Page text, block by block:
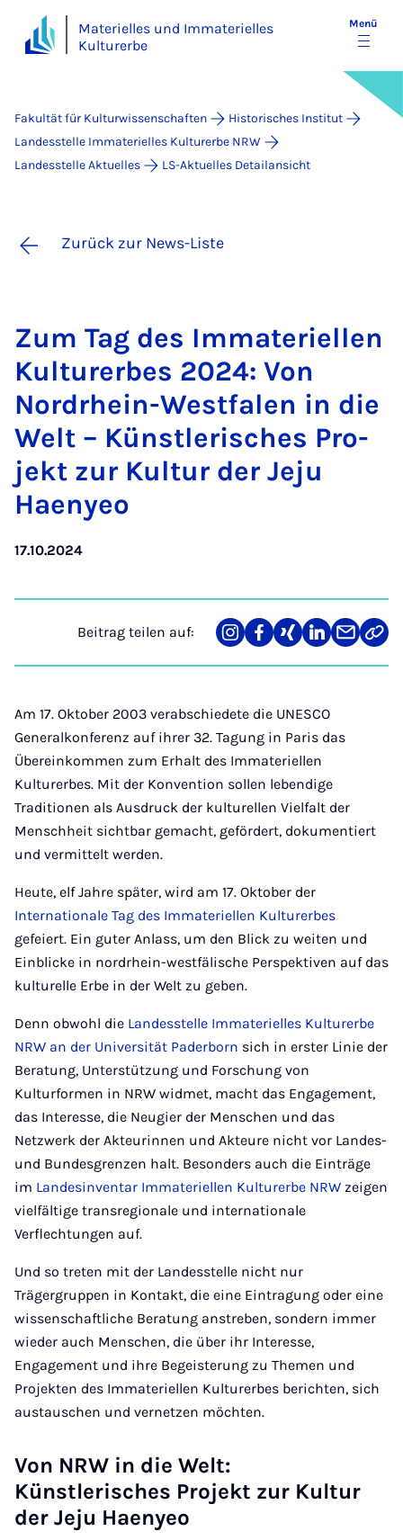
Materielles und Immaterielles
Kulturerbe
Menü
Fakultät für Kulturwissenschaften
Historisches Institut
Landesstelle Immaterielles Kulturerbe NRW
Landesstelle Aktuelles
LS-Aktuelles Detailansicht
Zurück zur News-Liste
Zum Tag des Im­ma­te­ri­el­len
Kul­tur­er­bes 2024: Von
Nord­rhein-West­fa­len in die
Welt – Künst­le­ri­sches Pro­
jekt zur Kul­tur der Je­ju
Hae­nyeo
17.10.2024
Beitrag teilen auf:
Teilen
auf
Teilen
auf
Teilen
auf
Teilen
auf
Teilen
über
Link
Am 17. Oktober 2003 verabschiedete die UNESCO
Generalkonferenz auf ihrer 32. Tagung in Paris das
Übereinkommen zum Erhalt des Immateriellen
Kulturerbes. Mit der Konvention sollen lebendige
Traditionen als Ausdruck der kulturellen Vielfalt der
Menschheit sichtbar gemacht, gefördert, dokumentiert
und vermittelt werden.
Heute, elf Jahre später, wird am 17. Oktober der
Internationale Tag des Immateriellen Kulturerbes
gefeiert. Ein guter Anlass, um den Blick zu weiten und
Einblicke in nordrhein-westfälische Perspektiven auf das
kulturelle Erbe in der Welt zu geben.
Denn obwohl die Landesstelle Immaterielles Kulturerbe
NRW an der Universität Paderborn sich in erster Linie der
Beratung, Unterstützung und Forschung von
Kulturformen in NRW widmet, macht das Engagement,
das Interesse, die Neugier der Menschen und das
Netzwerk der Akteurinnen und Akteure nicht vor Landes-
und Bundesgrenzen halt. Besonders auch die Einträge
im Landesinventar Immateriellen Kulturerbe NRW zeigen
vielfältige transregionale und internationale
Verflechtungen auf.
Und so treten mit der Landesstelle nicht nur
Trägergruppen in Kontakt, die eine Eintragung oder eine
wissenschaftliche Beratung anstreben, sondern immer
wieder auch Menschen, die über ihr Interesse,
Engagement und ihre Begeisterung zu Themen und
Projekten des Immateriellen Kulturerbes berichten, sich
austauschen und vernetzen möchten.
Von NRW in die Welt:
Künstlerisches Projekt zur Kultur
der Jeju Haenyeo